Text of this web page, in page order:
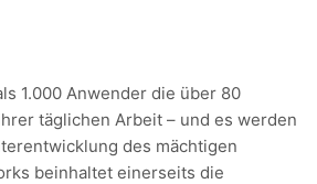
1.000 Anwender die über 80
täglichen Arbeit – und es werden
des mächtigen
beinhaltet einerseits die